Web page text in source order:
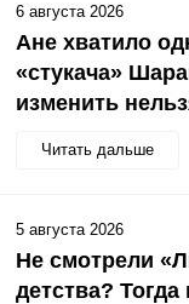
Ане хватило
«стукача»
изменить
Читать дальше
6 августа 2026
Не смотрели
детства?
5 августа 2026